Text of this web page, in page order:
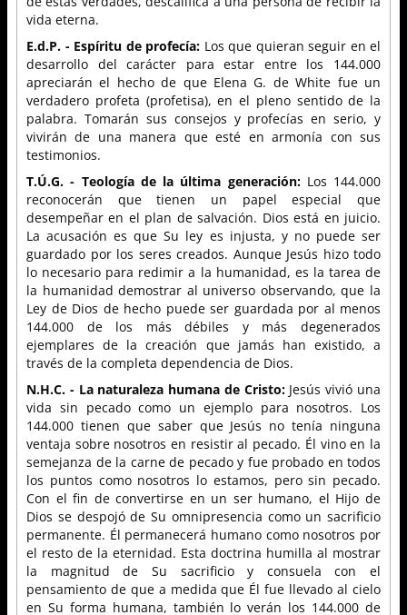
vida eterna.
E.d.P. - Espíritu de profecía: Los que quieran seguir en el
desarrollo del carácter para estar entre los 144.000
apreciarán el hecho de que Elena G. de White fue un
verdadero profeta (profetisa), en el pleno sentido de la
palabra. Tomarán sus consejos y profecías en serio, y
vivirán de una manera que esté en armonía con sus
testimonios.
T.Ú.G. - Teología de la última generación:Los 144.000
reconocerán que tienen un papel especial que
desempeñar en el plan de salvación. Dios está en juicio.
La acusación es que Su ley es injusta, y no puede ser
guardado por los seres creados. Aunque Jesús hizo todo
lo necesario para redimir a la humanidad, es la tarea de
la humanidad demostrar al universo observando, que la
Ley de Dios de hecho puede ser guardada por al menos
144.000 de los más débiles y más degenerados
ejemplares de la creación que jamás han existido, a
través de la completa dependencia de Dios.
N.H.C. - La naturaleza humana de Cristo:Jesús vivió una
vida sin pecado como un ejemplo para nosotros. Los
144.000 tienen que saber que Jesús no tenía ninguna
ventaja sobre nosotros en resistir al pecado. Él vino en la
semejanza de la carne de pecado y fue probado en todos
los puntos como nosotros lo estamos, pero sin pecado.
Con el fin de convertirse en un ser humano, el Hijo de
Dios se despojó de Su omnipresencia como un sacrificio
permanente. Él permanecerá humano como nosotros por
el resto de la eternidad. Esta doctrina humilla al mostrar
la magnitud de Su sacrificio y consuela con el
pensamiento de que a medida que Él fue llevado al cielo
en Su forma humana, también lo verán los 144.000 de